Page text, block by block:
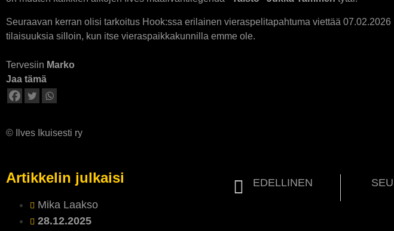
Seuraavan kerran olisi tarkoitus Hook:ssa erilainen vieraspelitapahtuma viettää
tilaisuuksia silloin, kun itse vieraspaikkakunnilla emme ole.
Tervesiin Marko
Jaa tämä
© Ilves Ikuisesti ry
Artikkelin julkaisi
Mika Laakso
28.12.2025
EDELLINEN